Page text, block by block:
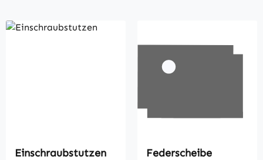
Einschraubstutzen Federscheibe